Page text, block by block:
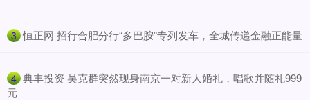
3 ​恒正网 招行合肥分行“多巴胺”专列发车，全城传递金融正能量
4 ​典丰投资 吴克群突然现身南京一对新人婚礼，唱歌并随礼999
元